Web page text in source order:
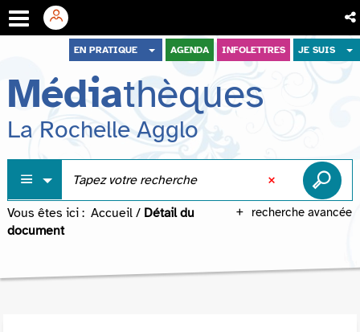
menu
contenu
recherche
EN PRATIQUE AGENDA INFOLETTRES JE SUIS
Médiathèques
La Rochelle Agglo
recherche avancée
Vous êtes ici : Accueil / Détail du
document